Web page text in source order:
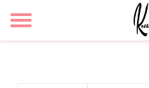
Toggle
navigation